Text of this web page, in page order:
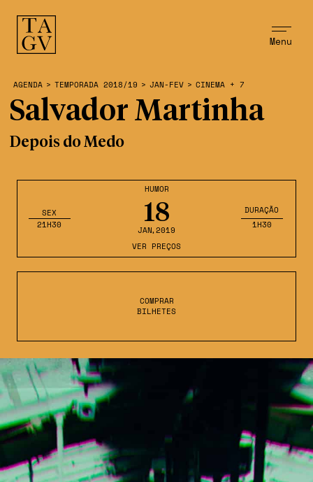
Menu
HUMOR
18
JAN,2019
SEX
21H30
DURAÇÃO
1H30
VER PREÇOS
COMPRAR
BILHETES
AGENDA > TEMPORADA 2018/19 > JAN-FEV > CINEMA + 7
Salvador Martinha
Depois do Medo